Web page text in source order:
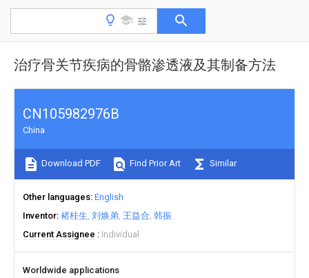
治疗骨关节疾病的骨骼渗透液及其制备方法
CN105982976B
China
Download PDF Find Prior Art Similar
Other languages English
Inventor 褚桂生 刘焕弟 王益合 韩振
Current Assignee
Individual
Worldwide applications